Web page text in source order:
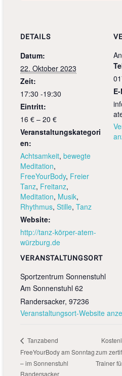
DETAILS
Datum:
22. Oktober 2023
Zeit:
17:30 -19:30
Eintritt:
16 € – 20 €
Veranstaltungskategori
en:
Achtsamkeit, bewegte
Meditation,
FreeYourBody, Freier
Tanz, Freitanz,
Meditation, Musik,
Rhythmus, Stille, Tanz
Website:
http://tanz-körper-atem-
würzburg.de
VERANSTALTUNGSORT
Sportzentrum Sonnenstuhl
Am Sonnenstuhl 62
Randersacker, 97236
Veranstaltungsort-Website
Tanzabend
FreeYourBody am Sonntag
– im Sonnenstuhl
Randersacker
zum
Trainer